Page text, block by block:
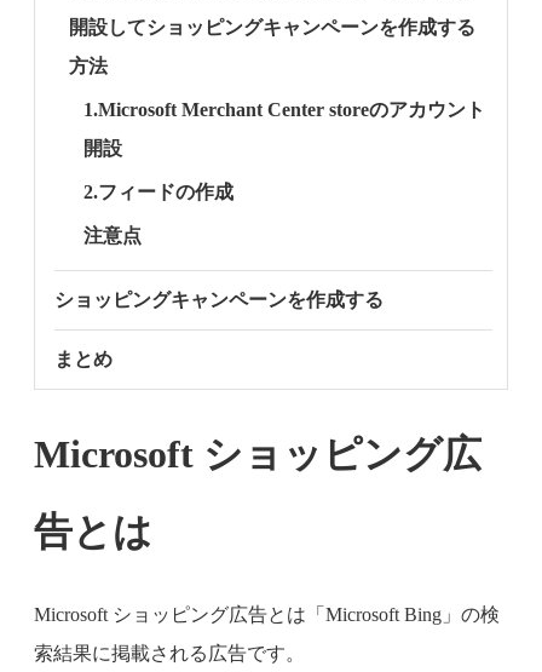
開設してショッピングキャンペーンを作成する
方法
1.Microsoft Merchant Center storeのアカウント
開設
2.フィードの作成
注意点
ショッピングキャンペーンを作成する
まとめ
Microsoft ショッピング広
告とは
Microsoft ショッピング広告とは「Microsoft Bing」の検
索結果に掲載される広告です。